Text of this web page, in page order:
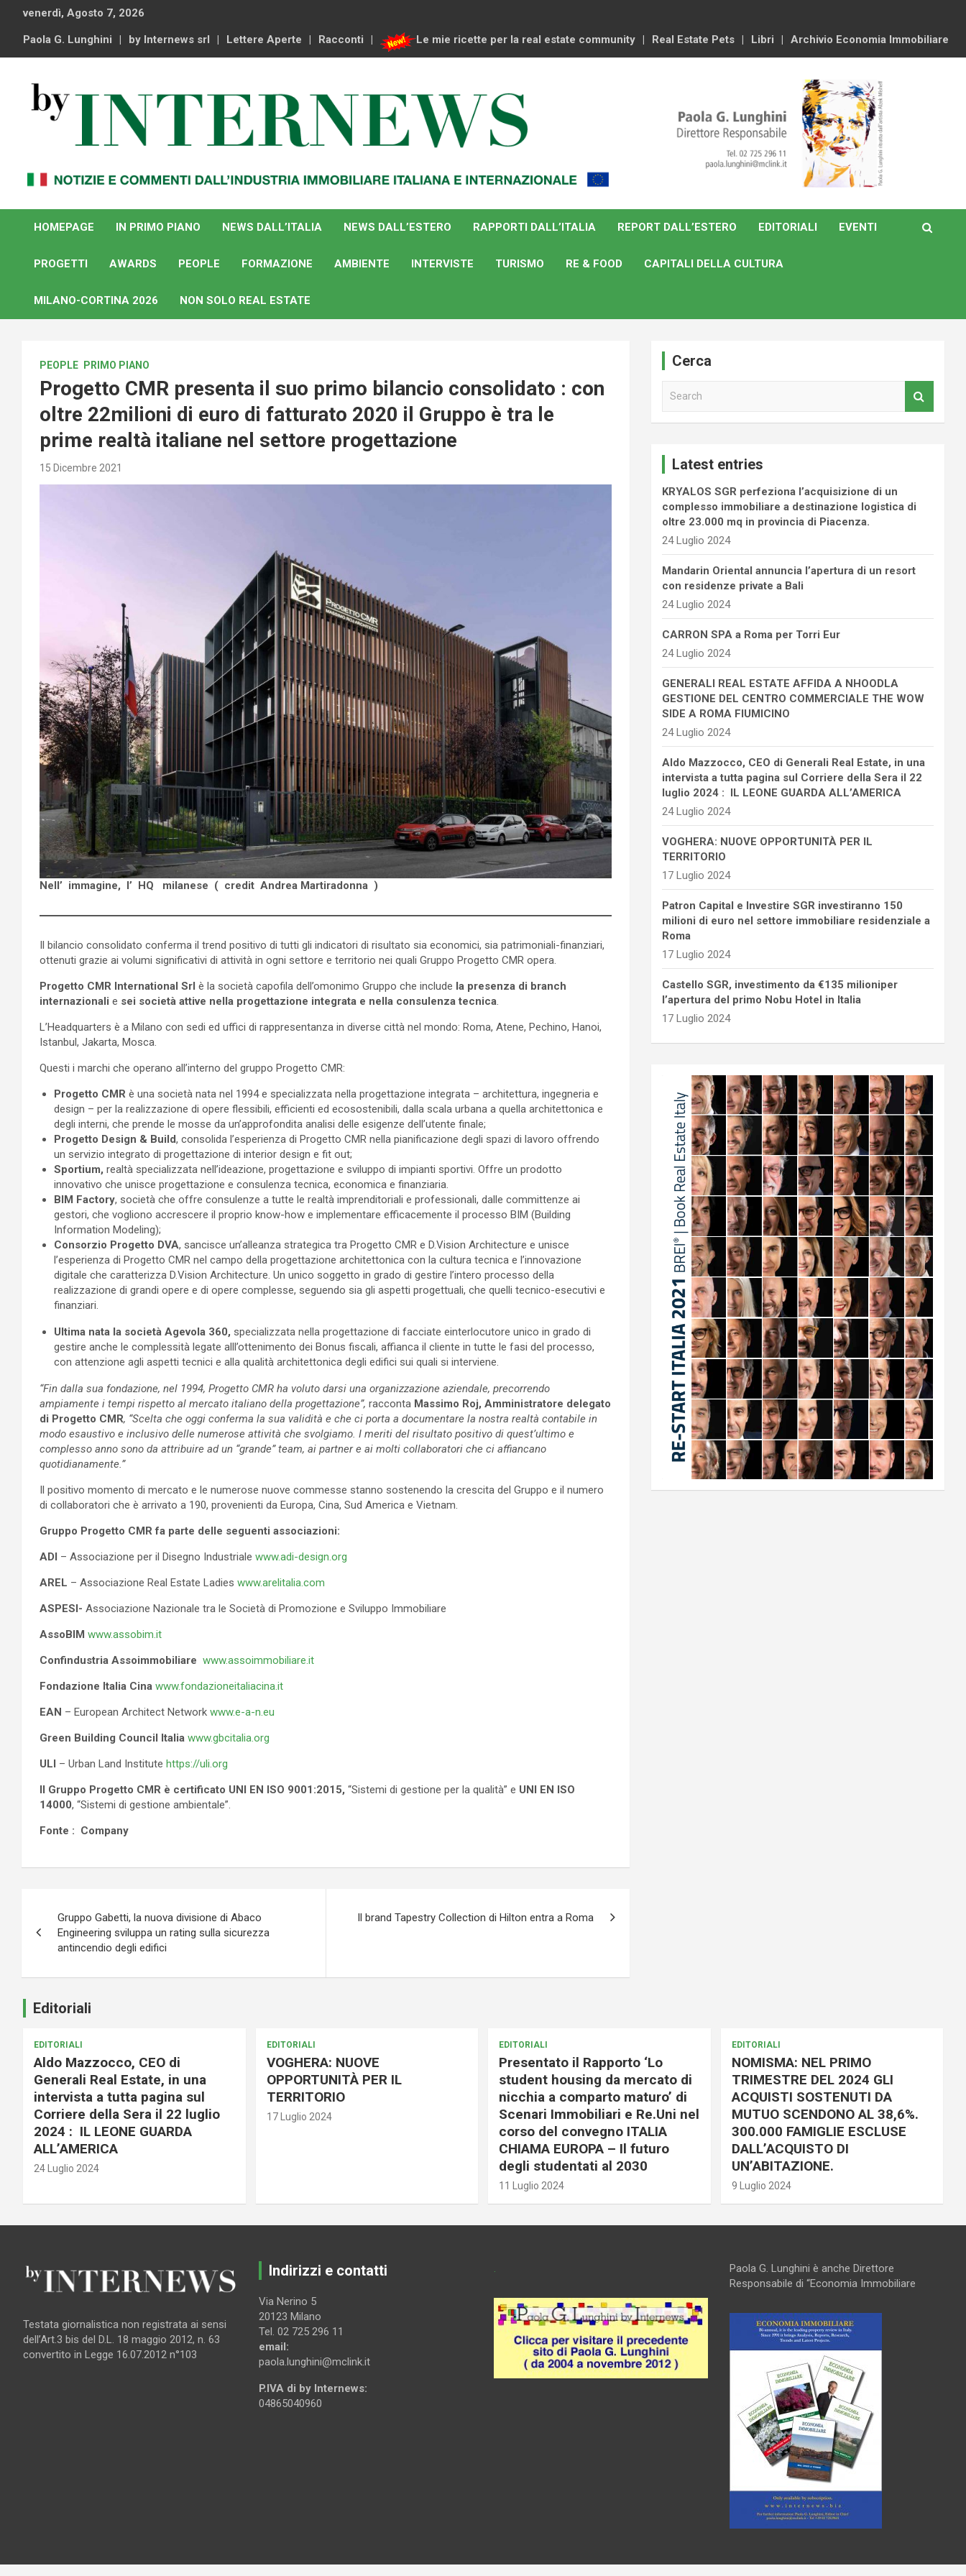
content
venerdì, Agosto 7, 2026
Paola G. Lunghini by Internews srl Lettere Aperte Racconti Le mie ricette per la real estate community Real Estate Pets Libri Archivio Economia Immobiliare
By Internews
internazionale
HOMEPAGE
IN PRIMO PIANO NEWS DALL’ITALIA NEWS DALL’ESTERO RAPPORTI DALL’ITALIA REPORT DALL’ESTERO EDITORIALI EVENTI
PROGETTI AWARDS PEOPLE FORMAZIONE AMBIENTE INTERVISTE TURISMO RE & FOOD CAPITALI DELLA CULTURA
MILANO-CORTINA 2026 NON SOLO REAL ESTATE
PEOPLE PRIMO PIANO
Progetto CMR presenta il suo primo bilancio consolidato : con
oltre 22milioni di euro di fatturato 2020 il Gruppo è tra le
prime realtà italiane nel settore progettazione
15 Dicembre 2021
Nell’ immagine, l’ HQ milanese ( credit Andrea Martiradonna )
Il bilancio consolidato conferma il trend positivo di tutti gli indicatori di risultato sia economici, sia patrimoniali-finanziari,
ottenuti grazie ai volumi significativi di attività in ogni settore e territorio nei quali Gruppo Progetto CMR opera.
Progetto CMR International Srl è la società capofila dell’omonimo Gruppo che include la presenza di branch
internazionali e sei società attive nella progettazione integrata e nella consulenza tecnica.
L’Headquarters è a Milano con sedi ed uffici di rappresentanza in diverse città nel mondo: Roma, Atene, Pechino, Hanoi,
Istanbul, Jakarta, Mosca.
Questi i marchi che operano all’interno del gruppo Progetto CMR:
Progetto CMR è una società nata nel 1994 e specializzata nella progettazione integrata – architettura, ingegneria e
design – per la realizzazione di opere flessibili, efficienti ed ecosostenibili, dalla scala urbana a quella architettonica e
degli interni, che prende le mosse da un’approfondita analisi delle esigenze dell’utente finale;
Progetto Design & Build, consolida l’esperienza di Progetto CMR nella pianificazione degli spazi di lavoro offrendo
un servizio integrato di progettazione di interior design e fit out;
Sportium, realtà specializzata nell’ideazione, progettazione e sviluppo di impianti sportivi. Offre un prodotto
innovativo che unisce progettazione e consulenza tecnica, economica e finanziaria.
BIM Factory, società che offre consulenze a tutte le realtà imprenditoriali e professionali, dalle committenze ai
gestori, che vogliono accrescere il proprio know-how e implementare efficacemente il processo BIM (Building
Information Modeling);
Consorzio Progetto DVA, sancisce un’alleanza strategica tra Progetto CMR e D.Vision Architecture e unisce
l’esperienza di Progetto CMR nel campo della progettazione architettonica con la cultura tecnica e l’innovazione
digitale che caratterizza D.Vision Architecture. Un unico soggetto in grado di gestire l’intero processo della
realizzazione di grandi opere e di opere complesse, seguendo sia gli aspetti progettuali, che quelli tecnico-esecutivi e
finanziari.
Ultima nata la società Agevola 360, specializzata nella progettazione di facciate einterlocutore unico in grado di
gestire anche le complessità legate alll’ottenimento dei Bonus fiscali, affianca il cliente in tutte le fasi del processo,
con attenzione agli aspetti tecnici e alla qualità architettonica degli edifici sui quali si interviene.
“Fin dalla sua fondazione, nel 1994, Progetto CMR ha voluto darsi una organizzazione aziendale, precorrendo
ampiamente i tempi rispetto al mercato italiano della progettazione”, racconta Massimo Roj, Amministratore delegato
di Progetto CMR, “Scelta che oggi conferma la sua validità e che ci porta a documentare la nostra realtà contabile in
modo esaustivo e inclusivo delle numerose attività che svolgiamo. I meriti del risultato positivo di quest’ultimo e
complesso anno sono da attribuire ad un “grande” team, ai partner e ai molti collaboratori che ci affiancano
quotidianamente.”
Il positivo momento di mercato e le numerose nuove commesse stanno sostenendo la crescita del Gruppo e il numero
di collaboratori che è arrivato a 190, provenienti da Europa, Cina, Sud America e Vietnam.
Gruppo Progetto CMR fa parte delle seguenti associazioni:
ADI – Associazione per il Disegno Industriale www.adi-design.org
AREL – Associazione Real Estate Ladies www.arelitalia.com
ASPESI- Associazione Nazionale tra le Società di Promozione e Sviluppo Immobiliare
AssoBIM www.assobim.it
Confindustria Assoimmobiliare www.assoimmobiliare.it
Fondazione Italia Cina www.fondazioneitaliacina.it
EAN – European Architect Network www.e-a-n.eu
Green Building Council Italia www.gbcitalia.org
ULI – Urban Land Institute https://uli.org
Il Gruppo Progetto CMR è certificato UNI EN ISO 9001:2015, “Sistemi di gestione per la qualità” e UNI EN ISO
14000, “Sistemi di gestione ambientale”.
Fonte : Company
articoli
Gruppo Gabetti, la nuova divisione di Abaco
Engineering sviluppa un rating sulla sicurezza
antincendio degli edifici
Il brand Tapestry Collection di Hilton entra a Roma
Cerca
Latest entries
KRYALOS SGR perfeziona l’acquisizione di un
complesso immobiliare a destinazione logistica di
oltre 23.000 mq in provincia di Piacenza.
24 Luglio 2024
Mandarin Oriental annuncia l’apertura di un resort
con residenze private a Bali
24 Luglio 2024
CARRON SPA a Roma per Torri Eur
24 Luglio 2024
GENERALI REAL ESTATE AFFIDA A NHOODLA
GESTIONE DEL CENTRO COMMERCIALE THE WOW
SIDE A ROMA FIUMICINO
24 Luglio 2024
Aldo Mazzocco, CEO di Generali Real Estate, in una
intervista a tutta pagina sul Corriere della Sera il 22
luglio 2024 : IL LEONE GUARDA ALL’AMERICA
24 Luglio 2024
VOGHERA: NUOVE OPPORTUNITÀ PER IL
TERRITORIO
17 Luglio 2024
Patron Capital e Investire SGR investiranno 150
milioni di euro nel settore immobiliare residenziale a
Roma
17 Luglio 2024
Castello SGR, investimento da €135 milioniper
l’apertura del primo Nobu Hotel in Italia
17 Luglio 2024
Editoriali
EDITORIALI
Aldo Mazzocco, CEO di
Generali Real Estate, in una
intervista a tutta pagina sul
Corriere della Sera il 22 luglio
2024 : IL LEONE GUARDA
ALL’AMERICA
24 Luglio 2024
EDITORIALI
VOGHERA: NUOVE
OPPORTUNITÀ PER IL
TERRITORIO
17 Luglio 2024
EDITORIALI
Presentato il Rapporto ‘Lo
student housing da mercato di
nicchia a comparto maturo’ di
Scenari Immobiliari e Re.Uni nel
corso del convegno ITALIA
CHIAMA EUROPA – Il futuro
degli studentati al 2030
11 Luglio 2024
EDITORIALI
NOMISMA: NEL PRIMO
TRIMESTRE DEL 2024 GLI
ACQUISTI SOSTENUTI DA
MUTUO SCENDONO AL 38,6%.
300.000 FAMIGLIE ESCLUSE
DALL’ACQUISTO DI
UN’ABITAZIONE.
9 Luglio 2024
Testata giornalistica non registrata ai sensi
dell’Art.3 bis del D.L. 18 maggio 2012, n. 63
convertito in Legge 16.07.2012 n°103
Indirizzi e contatti
Via Nerino 5
20123 Milano
Tel. 02 725 296 11
email:
paola.lunghini@mclink.it
P.IVA di by Internews:
04865040960
.
Paola G. Lunghini è anche Direttore
Responsabile di “Economia Immobiliare